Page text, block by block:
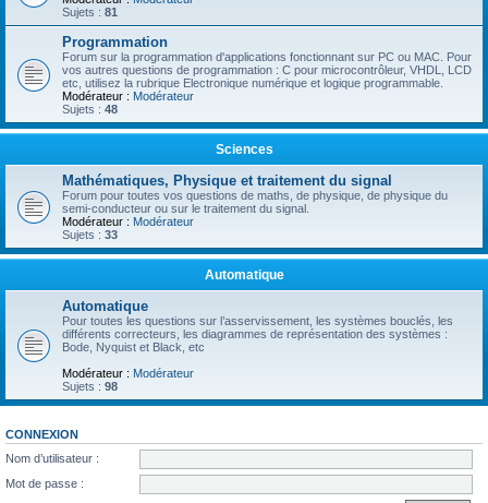
Sujets : 81
Programmation
Forum sur la programmation d'applications fonctionnant sur PC ou MAC. Pour
vos autres questions de programmation : C pour microcontrôleur, VHDL, LCD
etc, utilisez la rubrique Electronique numérique et logique programmable.
Modérateur : Modérateur
Sujets : 48
Sciences
Mathématiques, Physique et traitement du signal
Forum pour toutes vos questions de maths, de physique, de physique du
semi-conducteur ou sur le traitement du signal.
Modérateur : Modérateur
Sujets : 33
Automatique
Automatique
Pour toutes les questions sur l’asservissement, les systèmes bouclés, les
différents correcteurs, les diagrammes de représentation des systèmes :
Bode, Nyquist et Black, etc
Modérateur : Modérateur
Sujets : 98
CONNEXION
Nom d’utilisateur :
Mot de passe :